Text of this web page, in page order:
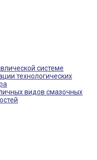
системе
технологических
видов смазочных